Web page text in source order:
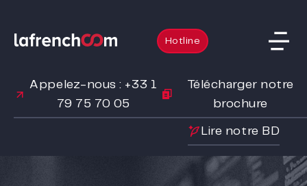
Hotline
Appelez-nous : +33 1
79 75 70 05
Télécharger notre
brochure
Lire notre BD